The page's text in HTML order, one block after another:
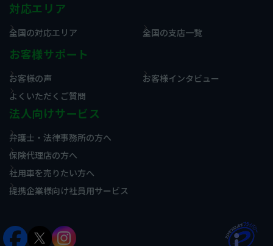
対応エリア
全国の対応エリア 全国の支店一覧
お客様サポート
お客様の声
お客様インタビュー
よくいただくご質問
法人向けサービス
弁護士・法律事務所の方へ
保険代理店の方へ
社用車を売りたい方へ
提携企業様向け社員用サービス